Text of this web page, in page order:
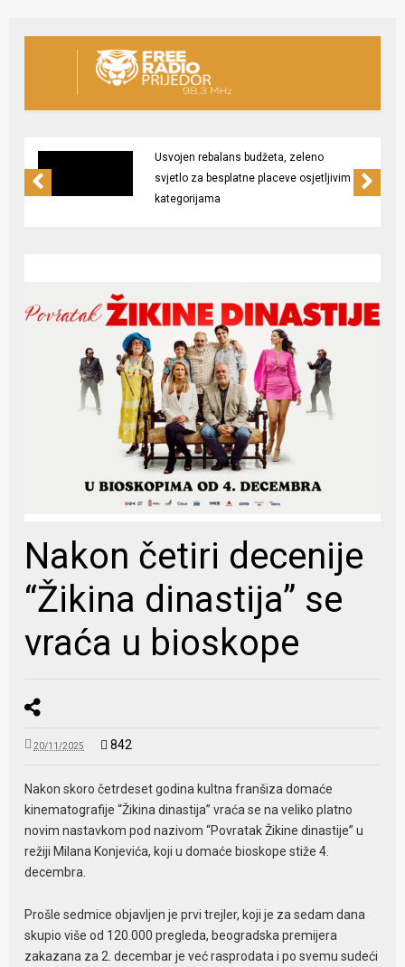
Usvojen rebalans budžeta, zeleno
svjetlo za besplatne placeve osjetljivim
kategorijama
Nakon četiri decenije
“Žikina dinastija” se
vraća u bioskope
20/11/2025 842
Nakon skoro četrdeset godina kultna franšiza domaće
kinematografije “Žikina dinastija” vraća se na veliko platno
novim nastavkom pod nazivom “Povratak Žikine dinastije” u
režiji Milana Konjevića, koji u domaće bioskope stiže 4.
decembra.
Prošle sedmice objavljen je prvi trejler, koji je za sedam dana
skupio više od 120.000 pregleda, beogradska premijera
zakazana za 2. decembar je već rasprodata i po svemu sudeći